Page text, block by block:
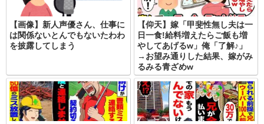
【画像】新人声優さん、仕事に
は関係ないとんでもないたわわ
を披露してしまう
【仰天】嫁「甲斐性無し夫は一
日一食!給料増えたらご飯も増
やしてあげるw」俺「了解♪」
→お望み通りした結果、嫁がみ
るみる青ざめw